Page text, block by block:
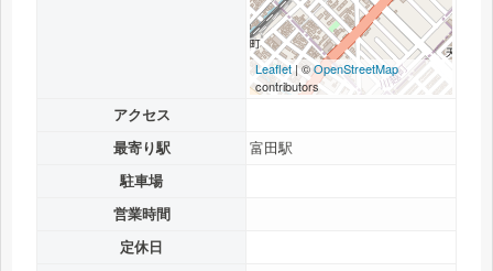
Leaflet| ©OpenStreetMap
contributors
アクセス
最寄り駅
富田駅
駐車場
営業時間
定休日